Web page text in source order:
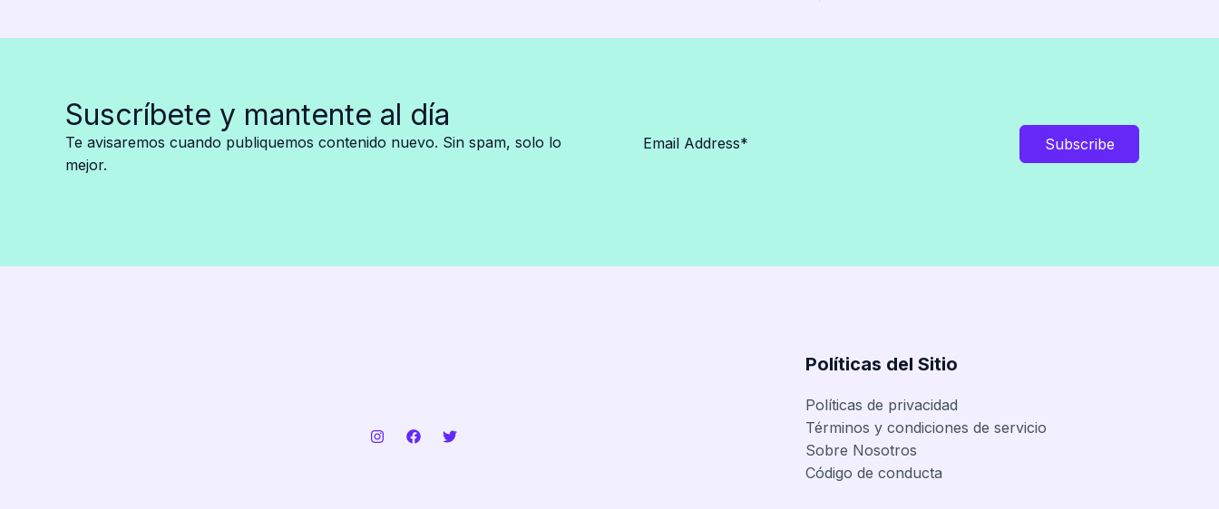
Martínez
su
cambio
tras
dejar
Suscríbete y mantente al día
Te avisaremos cuando publiquemos contenido nuevo. Sin spam, solo lo
mejor.
Subscribe
Políticas del Sitio
Políticas de privacidad
Términos y condiciones de servicio
Sobre Nosotros
Código de conducta